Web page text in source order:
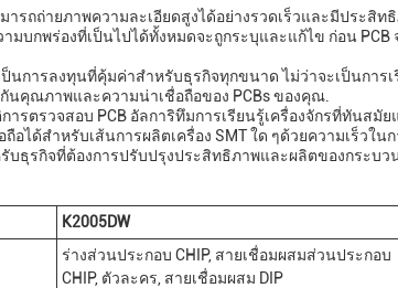
ารถถ่ายภาพความละเอียดสูงได้อย่างรวดเร็วและมีประสิ
มบกพร่องที่เป็นไปได้ทั้งหมดจะถูกระบุและแก้ไข ก่อน PCB
ป็นการลงทุนที่คุ้มค่าสําหรับธุรกิจทุกขนาด ไม่ว่าจะเป็นการ
นคุณภาพและความน่าเชื่อถือของ PCBs ของคุณ.
ารตรวจสอบ PCB อัลการิทึมการเรียนรู้เครื่องจักรที่ทันสมั
ได้สําหรับเส้นการผลิตเครื่อง SMT ใด ๆด้วยความเร็วใน
บธุรกิจที่ต้องการปรับปรุงประสิทธิภาพและผลิตของกระบว
K2005DW
ร่างส่วนประกอบ CHIP, สายเชื่อมผสมส่วนประกอบ
CHIP, ตัวละคร, สายเชื่อมผสม DIP